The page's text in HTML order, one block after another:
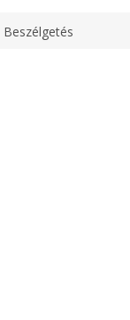
Beszélgetés